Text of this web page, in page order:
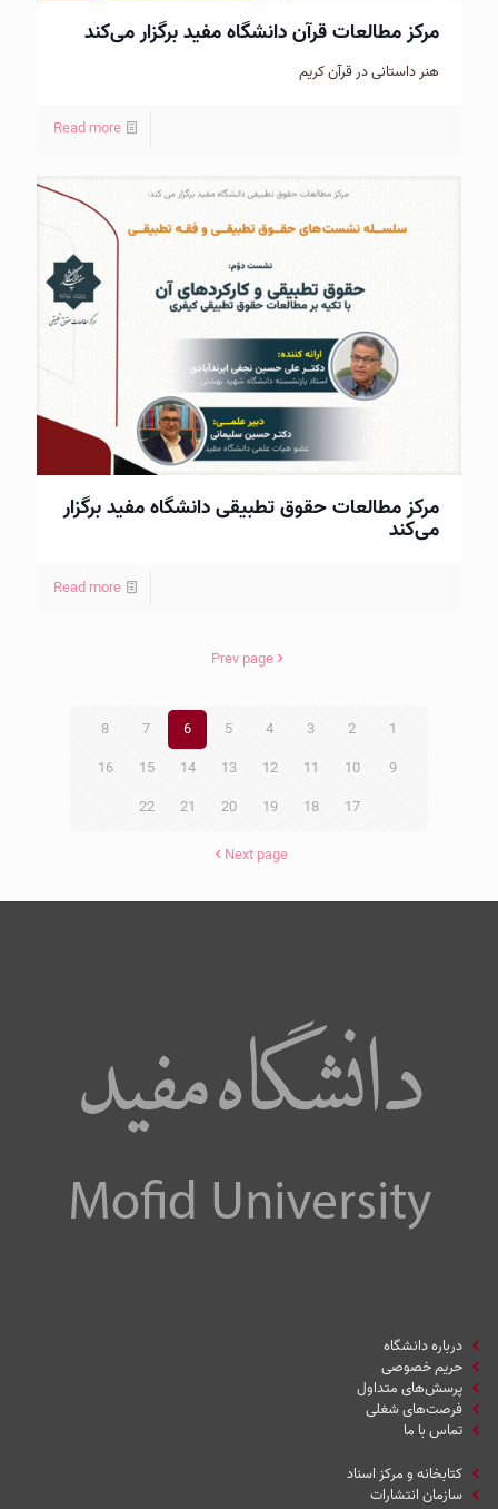
مرکز مطالعات قرآن دانشگاه مفید برگزار می‌کند
هنر داستانی در قرآن کریم
Read more
مرکز مطالعات حقوق تطبیقی دانشگاه مفید برگزار
می‌کند
Read more
Prev page
1
2
3
4
5
6
7
8
9
10
11
12
13
14
15
16
17
18
19
20
21
22
Next page
درباره دانشگاه
حریم خصوصی
پرسش‌های متداول
فرصت‌های شغلی
تماس با ما
کتابخانه و مرکز اسناد
سازمان انتشارات